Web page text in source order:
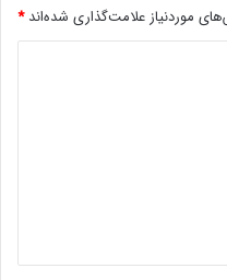
موردنیاز علامت‌گذاری شده‌اند*